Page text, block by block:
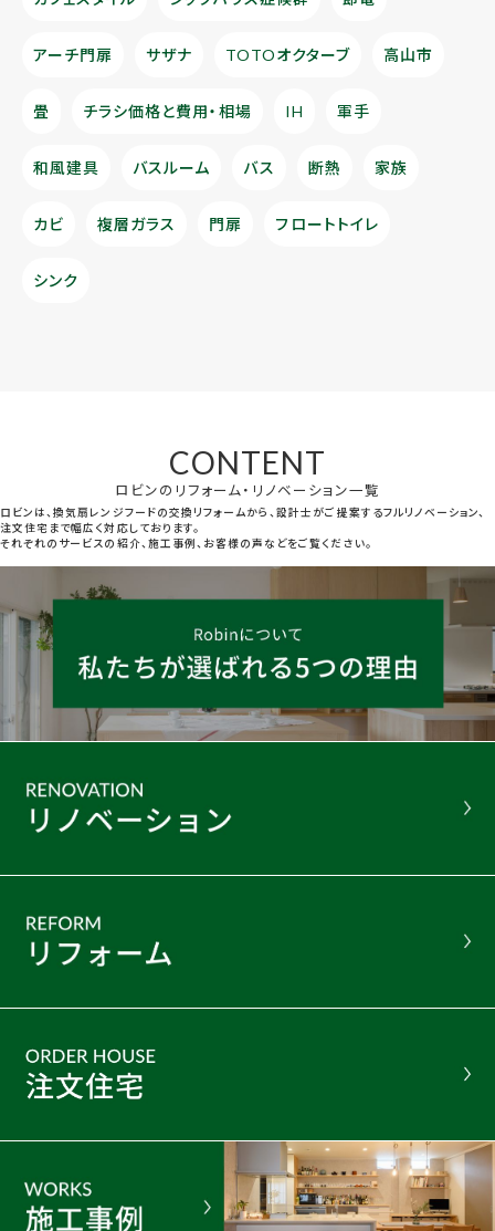
アーチ門扉 サザナ TOTOオクターブ 高山市
畳 チラシ価格と費用・相場 IH 軍手
和風建具 バスルーム バス 断熱 家族
カビ 複層ガラス 門扉 フロートトイレ
シンク
CONTENT
ロビンのリフォーム・リノベーション一覧
ロビンは、換気扇レンジフードの交換リフォームから、設計士がご提案するフルリノベーション、
注文住宅まで幅広く対応しております。
それぞれのサービスの紹介、施工事例、お客様の声などをご覧ください。